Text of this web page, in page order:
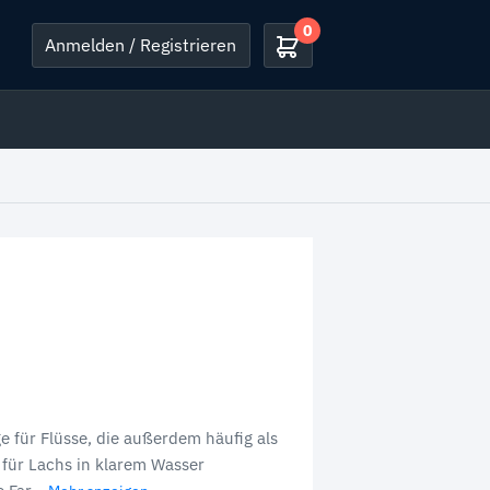
Anmelden / Registrieren
0
für Flüsse, die außerdem häufig als
Lachs in klarem Wasser